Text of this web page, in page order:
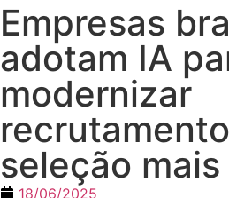
Empresas
adotam IA
modernizar
seleção
18/06/2025